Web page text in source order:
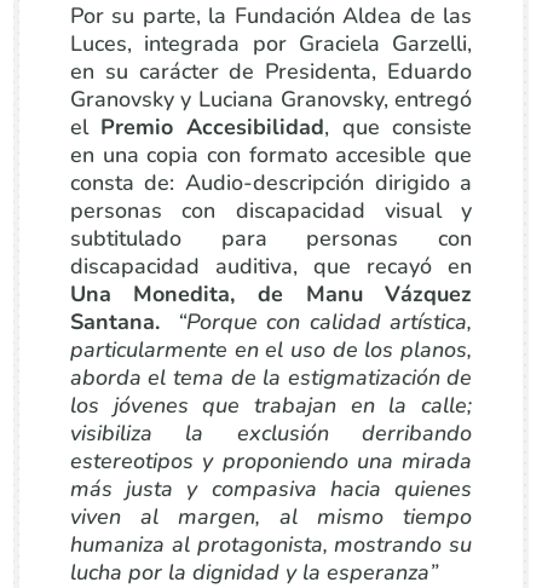
Por su parte, la Fundación Aldea de las
Luces, integrada por Graciela Garzelli,
en su carácter de Presidenta, Eduardo
Granovsky y Luciana Granovsky, entregó
el Premio Accesibilidad, que consiste
en una copia con formato accesible que
consta de: Audio-descripción dirigido a
personas con discapacidad visual y
subtitulado para personas con
discapacidad auditiva, que recayó en
Una Monedita, de Manu Vázquez
Santana.
“Porque con calidad artística,
particularmente en el uso de los planos,
aborda el tema de la estigmatización de
los jóvenes que trabajan en la calle;
visibiliza la exclusión derribando
estereotipos y proponiendo una mirada
más justa y compasiva hacia quienes
viven al margen, al mismo tiempo
humaniza al protagonista, mostrando su
lucha por la dignidad y la esperanza”